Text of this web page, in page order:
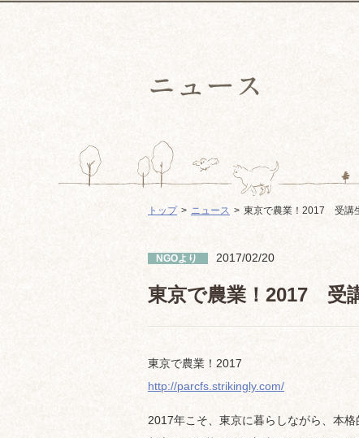
トップ ニュース 東京で農業！2017 受講
NGOより 2017/02/20
東京で農業！2017 受
東京で農業！2017
http://parcfs.strikingly.com/
2017年こそ、東京に暮らしながら、本